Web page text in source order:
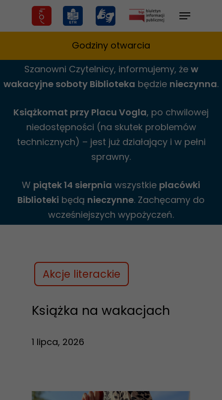
Menu
Godziny otwarcia
Szanowni Czytelnicy, informujemy, że w
wakacyjne soboty Biblioteka będzie nieczynna.
Książkomat przy Placu Vogla, po chwilowej
niedostępności (na skutek problemów
technicznych) – jest już działający i w pełni
sprawny.
W piątek 14 sierpnia wszystkie placówki
Biblioteki będą nieczynne. Zachęcamy do
wcześniejszych wypożyczeń.
Akcje literackie
Książka na wakacjach
1 lipca, 2026